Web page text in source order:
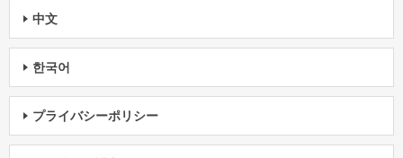
中文
한국어
プライバシーポリシー